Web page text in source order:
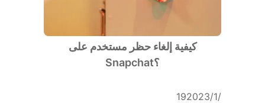
كيفية إلغاء حظر مستخدم على
Snapchat؟
19‏/1‏/2023